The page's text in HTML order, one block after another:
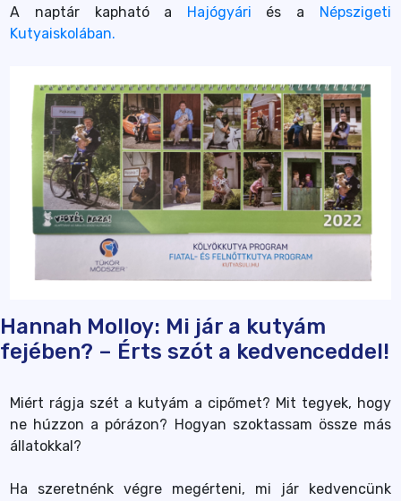
A naptár kapható a Hajógyári és a Népszigeti
Kutyaiskolában.
Hannah Molloy: Mi jár a kutyám
fejében? – Érts szót a kedvenceddel!
Miért rágja szét a kutyám a cipőmet? Mit tegyek, hogy
ne húzzon a pórázon? Hogyan szoktassam össze más
állatokkal?
Ha szeretnénk végre megérteni, mi jár kedvencünk